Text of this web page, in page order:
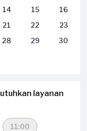
14 15
16
21 22
23
28 29
30
layanan
11:00